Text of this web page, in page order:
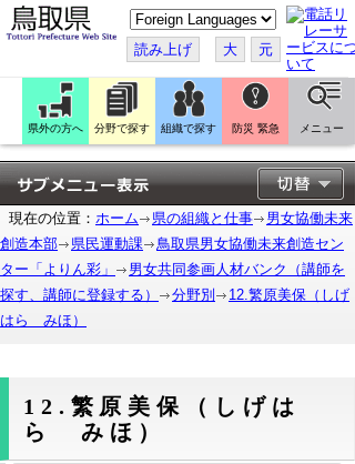
こ
の
ペ
ー
ジ
翻
訳
す
る
読み上げ 大 元
県外の方へ 分野で探す 組織で探す 防災 緊急 メニュー
現在の位置： ホーム 県の組織と仕事
男女協働未来
創造本部
県民運動課
鳥取県男女協働未来創造セン
ター「よりん彩」
男女共同参画人材バンク（講師を
探す、講師に登録する）
分野別
12.繁原美保（しげ
はら みほ）
12.繁原美保（しげは
ら みほ）